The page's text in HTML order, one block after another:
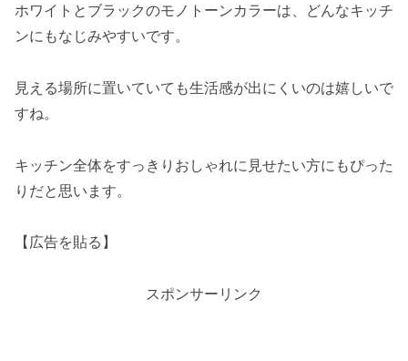
ホワイトとブラックのモノトーンカラーは、どんなキッチ
ンにもなじみやすいです。
見える場所に置いていても生活感が出にくいのは嬉しいで
すね。
キッチン全体をすっきりおしゃれに見せたい方にもぴった
りだと思います。
【広告を貼る】
スポンサーリンク